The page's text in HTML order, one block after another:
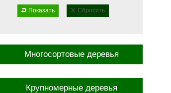
Многосортовые деревья
Крупномерные деревья
Показать Сбросить